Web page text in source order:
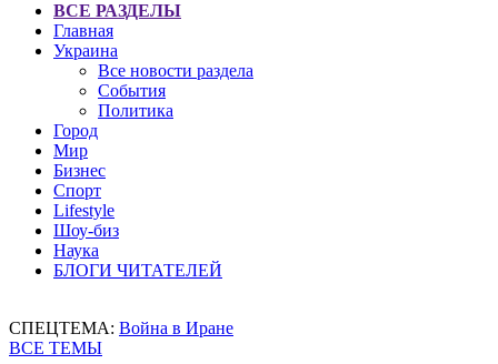
ВСЕ РАЗДЕЛЫ
Главная
Украина
Все новости раздела
События
Политика
Город
Мир
Бизнес
Спорт
Lifestyle
Шоу-биз
Наука
БЛОГИ ЧИТАТЕЛЕЙ
СПЕЦТЕМА: Война в Иране
ВСЕ ТЕМЫ